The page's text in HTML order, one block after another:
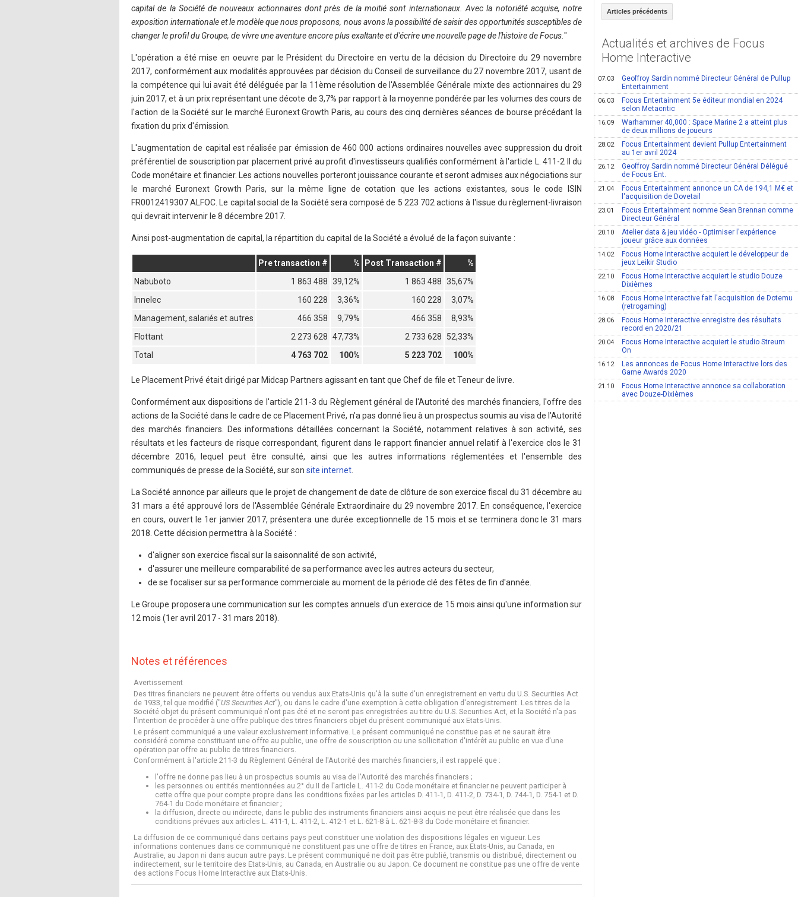
capital de la Société de nouveaux actionnaires dont près de la moitié sont internationaux. Avec la notoriété acquise, notre
exposition internationale et le modèle que nous proposons, nous avons la possibilité de saisir des opportunités susceptibles de
changer le profil du Groupe, de vivre une aventure encore plus exaltante et d'écrire une nouvelle page de l'histoire de Focus. "
L'opération a été mise en oeuvre par le Président du Directoire en vertu de la décision du Directoire du 29 novembre
2017, conformément aux modalités approuvées par décision du Conseil de surveillance du 27 novembre 2017, usant de
la compétence qui lui avait été déléguée par la 11ème résolution de l'Assemblée Générale mixte des actionnaires du 29
juin 2017, et à un prix représentant une décote de 3,7% par rapport à la moyenne pondérée par les volumes des cours de
l'action de la Société sur le marché Euronext Growth Paris, au cours des cinq dernières séances de bourse précédant la
fixation du prix d'émission.
L'augmentation de capital est réalisée par émission de 460 000 actions ordinaires nouvelles avec suppression du droit
préférentiel de souscription par placement privé au profit d'investisseurs qualifiés conformément à l'article L. 411-2 II du
Code monétaire et financier. Les actions nouvelles porteront jouissance courante et seront admises aux négociations sur
le marché Euronext Growth Paris, sur la même ligne de cotation que les actions existantes, sous le code ISIN
FR0012419307 ALFOC. Le capital social de la Société sera composé de 5 223 702 actions à l'issue du règlement-livraison
qui devrait intervenir le 8 décembre 2017.
Ainsi post-augmentation de capital, la répartition du capital de la Société a évolué de la façon suivante :
Pre transaction # % Post Transaction #
%
Nabuboto
1 863 488 39,12% 1 863 488 35,67%
Innelec
160 228 3,36% 160 228
3,07%
Management, salariés et autres
466 358 9,79% 466 358
8,93%
Flottant
2 273 628 47,73% 2 733 628
52,33%
Total
4 763 702 100% 5 223 702 100%
Le Placement Privé était dirigé par Midcap Partners agissant en tant que Chef de file et Teneur de livre.
Conformément aux dispositions de l'article 211-3 du Règlement général de l'Autorité des marchés financiers, l'offre des
actions de la Société dans le cadre de ce Placement Privé, n'a pas donné lieu à un prospectus soumis au visa de l'Autorité
des marchés financiers. Des informations détaillées concernant la Société, notamment relatives à son activité, ses
résultats et les facteurs de risque correspondant, figurent dans le rapport financier annuel relatif à l'exercice clos le 31
décembre 2016, lequel peut être consulté, ainsi que les autres informations réglementées et l'ensemble des
communiqués de presse de la Société, sur son site internet
La Société annonce par ailleurs que le projet de changement de date de clôture de son exercice fiscal du 31 décembre au
31 mars a été approuvé lors de l'Assemblée Générale Extraordinaire du 29 novembre 2017. En conséquence, l'exercice
en cours, ouvert le 1er janvier 2017, présentera une durée exceptionnelle de 15 mois et se terminera donc le 31 mars
2018. Cette décision permettra à la Société :
d'aligner son exercice fiscal sur la saisonnalité de son activité,
d'assurer une meilleure comparabilité de sa performance avec les autres acteurs du secteur,
de se focaliser sur sa performance commerciale au moment de la période clé des fêtes de fin d'année.
Le Groupe proposera une communication sur les comptes annuels d'un exercice de 15 mois ainsi qu'une information sur
12 mois (1er avril 2017 - 31 mars 2018).
Notes et références
Avertissement
Des titres financiers ne peuvent être offerts ou vendus aux Etats-Unis qu'à la suite d'un enregistrement en vertu du U.S. Securities Act
de 1933, tel que modifié ("US Securities Act"), ou dans le cadre d'une exemption à cette obligation d'enregistrement. Les titres de la
Société objet du présent communiqué n'ont pas été et ne seront pas enregistrées au titre du U.S. Securities Act, et la Société n'a pas
l'intention de procéder à une offre publique des titres financiers objet du présent communiqué aux Etats-Unis.
Le présent communiqué a une valeur exclusivement informative. Le présent communiqué ne constitue pas et ne saurait être
considéré comme constituant une offre au public, une offre de souscription ou une sollicitation d'intérêt au public en vue d'une
opération par offre au public de titres financiers.
Conformément à l'article 211-3 du Règlement Général de l'Autorité des marchés financiers, il est rappelé que :
l'offre ne donne pas lieu à un prospectus soumis au visa de l'Autorité des marchés financiers ;
les personnes ou entités mentionnées au 2° du II de l'article L. 411-2 du Code monétaire et financier ne peuvent participer à
cette offre que pour compte propre dans les conditions fixées par les articles D. 411-1, D. 411-2, D. 734-1, D. 744-1, D. 754-1 et D.
764-1 du Code monétaire et financier ;
la diffusion, directe ou indirecte, dans le public des instruments financiers ainsi acquis ne peut être réalisée que dans les
conditions prévues aux articles L. 411-1, L. 411-2, L. 412-1 et L. 621-8 à L. 621-8-3 du Code monétaire et financier.
La diffusion de ce communiqué dans certains pays peut constituer une violation des dispositions légales en vigueur. Les
informations contenues dans ce communiqué ne constituent pas une offre de titres en France, aux Etats-Unis, au Canada, en
Australie, au Japon ni dans aucun autre pays. Le présent communiqué ne doit pas être publié, transmis ou distribué, directement ou
indirectement, sur le territoire des Etats-Unis, au Canada, en Australie ou au Japon. Ce document ne constitue pas une offre de vente
des actions Focus Home Interactive aux Etats-Unis.
Articles précédents
Actualités et archives de Focus
Home Interactive
07.03
Geoffroy Sardin nommé Directeur Général de Pullup
Entertainment
06.03
Focus Entertainment 5e éditeur mondial en 2024
selon Metacritic
16.09
Warhammer 40,000 : Space Marine 2 a atteint plus
de deux millions de joueurs
28.02
Focus Entertainment devient Pullup Entertainment
au 1er avril 2024
26.12
Geoffroy Sardin nommé Directeur Général Délégué
de Focus Ent.
21.04
Focus Entertainment annonce un CA de 194,1 M€ et
l'acquisition de Dovetail
23.01
Focus Entertainment nomme Sean Brennan comme
Directeur Général
20.10
Atelier data & jeu vidéo - Optimiser l'expérience
joueur grâce aux données
14.02
Focus Home Interactive acquiert le développeur de
jeux Leikir Studio
22.10
Focus Home Interactive acquiert le studio Douze
Dixièmes
16.08
Focus Home Interactive fait l'acquisition de Dotemu
(retrogaming)
28.06
Focus Home Interactive enregistre des résultats
record en 2020/21
20.04
Focus Home Interactive acquiert le studio Streum
On
16.12
Les annonces de Focus Home Interactive lors des
Game Awards 2020
21.10
Focus Home Interactive annonce sa collaboration
avec Douze-Dixièmes